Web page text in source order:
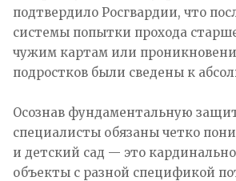
подтвердило Росгвардии, что
системы попытки прохода
чужим картам или
подростков были сведены к
Осознав фундаментальную
специалисты обязаны четко
и детский сад — это
объекты с разной спецификой